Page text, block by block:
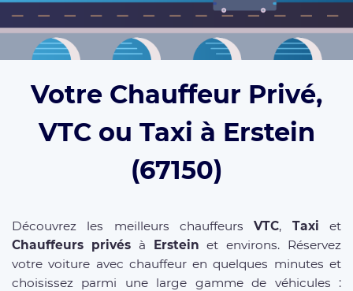
Votre Chauffeur Privé,
VTC ou Taxi à Erstein
(67150)
Découvrez les meilleurs chauffeursVTC, Taxi et
Chauffeurs privésà Erstein et environs. Réservez
votre voiture avec chauffeur en quelques minutes et
choisissez parmi une large gamme de véhicules :